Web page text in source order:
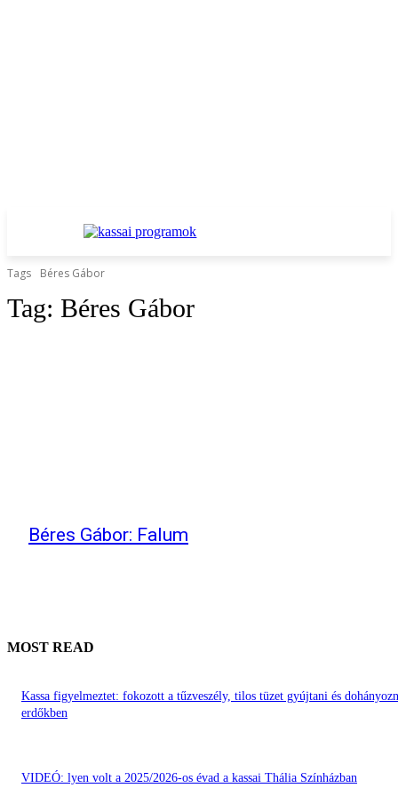
Tags Béres Gábor
Tag: Béres Gábor
Béres Gábor: Falum
MOST READ
Kassa figyelmeztet: fokozott a tűzveszély, tilos tüzet gyújtani és
erdőkben
VIDEÓ: lyen volt a 2025/2026-os évad a kassai Thália Színházban